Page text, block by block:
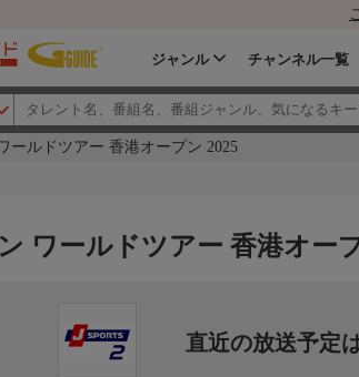
ジャンル チャンネル一覧
ールドツアー 香港オープン 2025
ワールドツアー 香港オー
直近の放送予定